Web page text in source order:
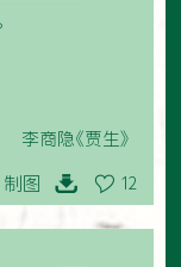
李商隐《贾生》
制图 12